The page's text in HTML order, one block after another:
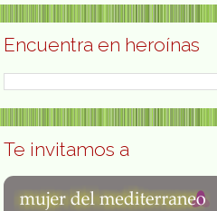
Encuentra en heroínas
Te invitamos a